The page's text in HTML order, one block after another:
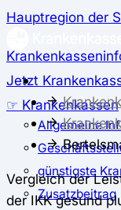
Hauptregion der
Jetzt
☞ Krankenkassen
Allgemeine
günstigste
Zusatzbeitrag
Vergleich der
der IKK gesund